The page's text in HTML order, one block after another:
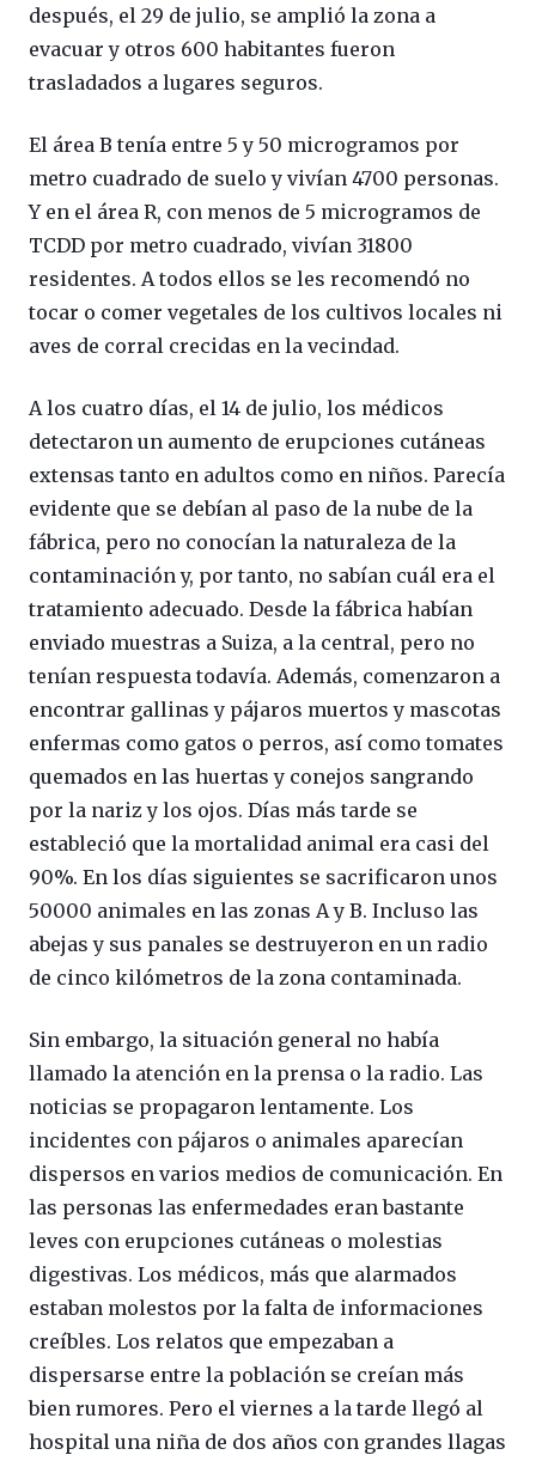
después, el 29 de julio, se amplió la zona a
evacuar y otros 600 habitantes fueron
trasladados a lugares seguros.
El área B tenía entre 5 y 50 microgramos por
metro cuadrado de suelo y vivían 4700 personas.
Y en el área R, con menos de 5 microgramos de
TCDD por metro cuadrado, vivían 31800
residentes. A todos ellos se les recomendó no
tocar o comer vegetales de los cultivos locales ni
aves de corral crecidas en la vecindad.
A los cuatro días, el 14 de julio, los médicos
detectaron un aumento de erupciones cutáneas
extensas tanto en adultos como en niños. Parecía
evidente que se debían al paso de la nube de la
fábrica, pero no conocían la naturaleza de la
contaminación y, por tanto, no sabían cuál era el
tratamiento adecuado. Desde la fábrica habían
enviado muestras a Suiza, a la central, pero no
tenían respuesta todavía. Además, comenzaron a
encontrar gallinas y pájaros muertos y mascotas
enfermas como gatos o perros, así como tomates
quemados en las huertas y conejos sangrando
por la nariz y los ojos. Días más tarde se
estableció que la mortalidad animal era casi del
90%. En los días siguientes se sacrificaron unos
50000 animales en las zonas A y B. Incluso las
abejas y sus panales se destruyeron en un radio
de cinco kilómetros de la zona contaminada.
Sin embargo, la situación general no había
llamado la atención en la prensa o la radio. Las
noticias se propagaron lentamente. Los
incidentes con pájaros o animales aparecían
dispersos en varios medios de comunicación. En
las personas las enfermedades eran bastante
leves con erupciones cutáneas o molestias
digestivas. Los médicos, más que alarmados
estaban molestos por la falta de informaciones
creíbles. Los relatos que empezaban a
dispersarse entre la población se creían más
bien rumores. Pero el viernes a la tarde llegó al
hospital una niña de dos años con grandes llagas